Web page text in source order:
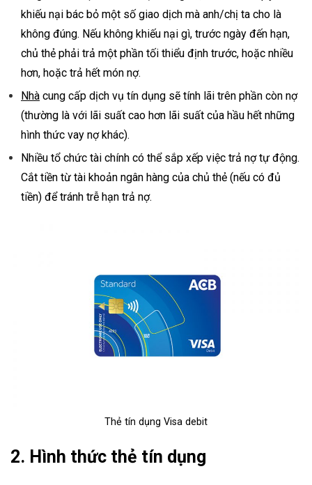
khiếu nại bác bỏ một số giao dịch mà anh/chị ta cho là
không đúng. Nếu không khiếu nại gì, trước ngày đến hạn,
chủ thẻ phải trả một phần tối thiểu định trước, hoặc nhiều
hơn, hoặc trả hết món nợ.
Nhà cung cấp dịch vụ tín dụng sẽ tính lãi trên phần còn nợ
(thường là với lãi suất cao hơn lãi suất của hầu hết những
hình thức vay nợ khác).
Nhiều tổ chức tài chính có thể sắp xếp việc trả nợ tự động.
Cắt tiền từ tài khoản ngân hàng của chủ thẻ (nếu có đủ
tiền) để tránh trễ hạn trả nợ.
Thẻ tín dụng Visa debit
2. Hình thức thẻ tín dụng